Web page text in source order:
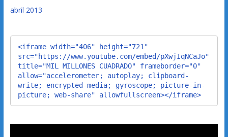
abril 2013
<iframe width="406" height="721"
src="https://www.youtube.com/embed/pXwjIqNCaJo"
title="MIL MILLONES CUADRADO" frameborder="0"
allow="accelerometer; autoplay; clipboard-
write; encrypted-media; gyroscope; picture-in-
picture; web-share" allowfullscreen></iframe>